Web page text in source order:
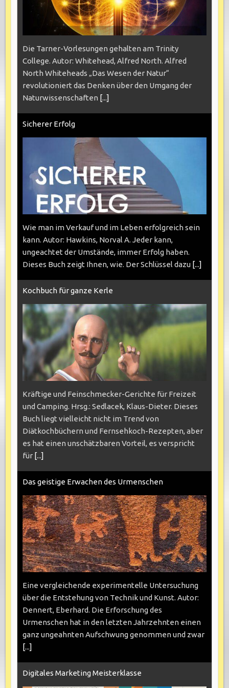
Die Tarner-Vorlesungen gehalten am Trinity
College. Autor: Whitehead, Alfred North. Alfred
North Whiteheads „Das Wesen der Natur“
revolutioniert das Denken über den Umgang der
Naturwissenschaften [...]
Sicherer Erfolg
Wie man im Verkauf und im Leben erfolgreich sein
kann. Autor: Hawkins, Norval A. Jeder kann,
ungeachtet der Umstände, immer Erfolg haben.
Dieses Buch zeigt Ihnen, wie. Der Schlüssel dazu [...]
Kochbuch für ganze Kerle
Kräftige und Feinschmecker-Gerichte für Freizeit
und Camping. Hrsg.: Sedlacek, Klaus-Dieter. Dieses
Buch liegt vielleicht nicht im Trend von
Diätkochbüchern und Fernsehkoch-Rezepten, aber
es hat einen unschätzbaren Vorteil, es verspricht
für [...]
Das geistige Erwachen des Urmenschen
Eine vergleichende experimentelle Untersuchung
über die Entstehung von Technik und Kunst. Autor:
Dennert, Eberhard. Die Erforschung des
Urmenschen hat in den letzten Jahrzehnten einen
ganz ungeahnten Aufschwung genommen und zwar
[...]
Digitales Marketing Meisterklasse